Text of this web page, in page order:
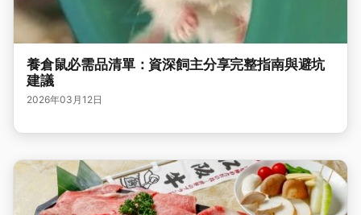
養倉鼠必需品清單：資深飼主分享完整指南與避坑
建議
2026年03月12日